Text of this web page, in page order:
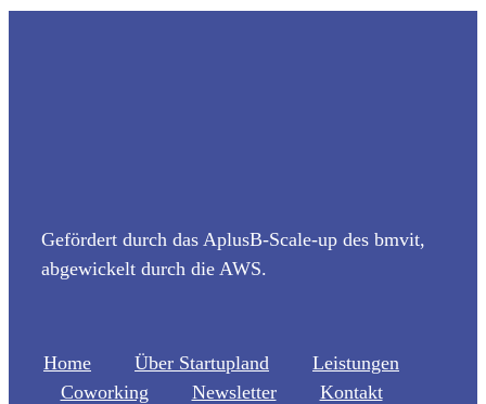
Gefördert durch das AplusB-Scale-up des bmvit,
abgewickelt durch die AWS.
Home Über Startupland
Leistungen
Coworking
Newsletter Kontakt